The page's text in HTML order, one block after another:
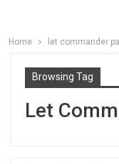
Home let commander
Browsing Tag
Let